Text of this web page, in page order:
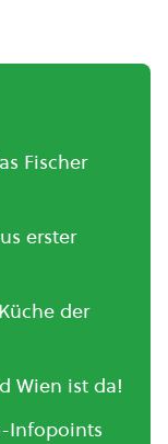
Fischer
erster
der
Wien ist da!
Infopoints